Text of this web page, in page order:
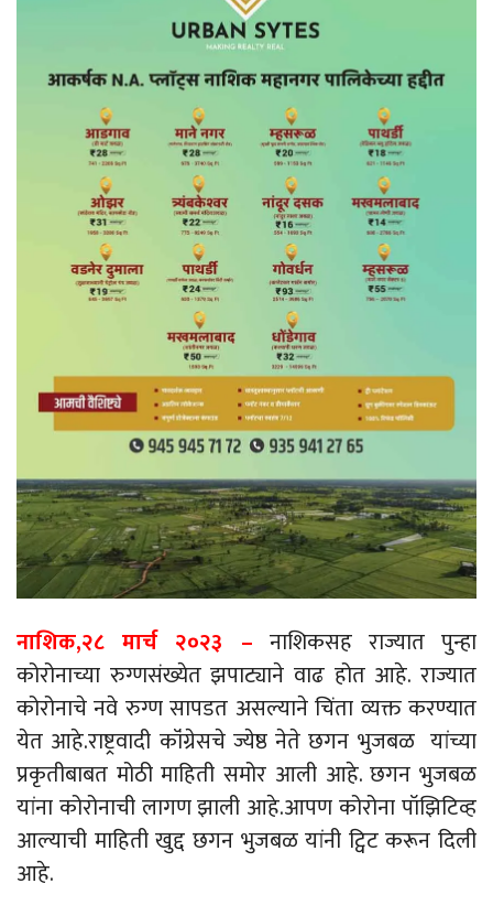
नाशिक,२८ मार्च २०२३ – नाशिकसह राज्यात पुन्हा
कोरोनाच्या रुग्णसंख्येत झपाट्याने वाढ होत आहे. राज्यात
कोरोनाचे नवे रुग्ण सापडत असल्याने चिंता व्यक्त करण्यात
येत आहे.राष्ट्रवादी कॉंग्रेसचे ज्येष्ठ नेते छगन भुजबळ यांच्या
प्रकृतीबाबत मोठी माहिती समोर आली आहे. छगन भुजबळ
यांना कोरोनाची लागण झाली आहे.आपण कोरोना पॉझिटिव्ह
आल्याची माहिती खुद्द छगन भुजबळ यांनी ट्विट करून दिली
आहे.